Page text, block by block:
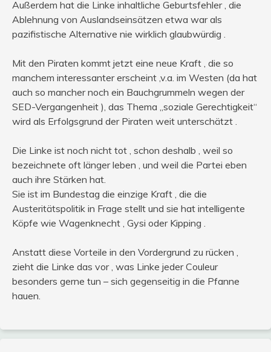
Außerdem hat die Linke inhaltliche Geburtsfehler , die
Ablehnung von Auslandseinsätzen etwa war als
pazifistische Alternative nie wirklich glaubwürdig .
Mit den Piraten kommt jetzt eine neue Kraft , die so
manchem interessanter erscheint ,v.a. im Westen (da hat
auch so mancher noch ein Bauchgrummeln wegen der
SED-Vergangenheit ), das Thema „soziale Gerechtigkeit“
wird als Erfolgsgrund der Piraten weit unterschätzt .
Die Linke ist noch nicht tot , schon deshalb , weil so
bezeichnete oft länger leben , und weil die Partei eben
auch ihre Stärken hat.
Sie ist im Bundestag die einzige Kraft , die die
Austeritätspolitik in Frage stellt und sie hat intelligente
Köpfe wie Wagenknecht , Gysi oder Kipping .
Anstatt diese Vorteile in den Vordergrund zu rücken ,
zieht die Linke das vor , was Linke jeder Couleur
besonders gerne tun – sich gegenseitig in die Pfanne
hauen.